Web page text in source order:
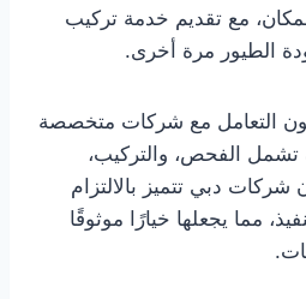
مع تقديم خدمة تركيب
الطيور مرة أخرى.
التعامل مع شركات متخصصة
تشمل الفحص، والتركيب،
شركات دبي تتميز بالالتزام
مما يجعلها خيارًا موثوقًا